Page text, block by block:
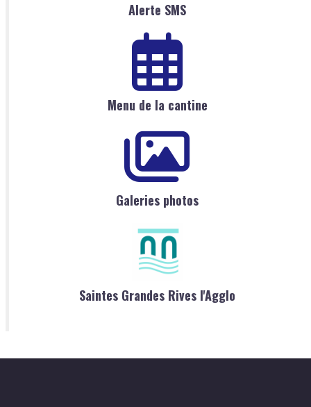
Alerte SMS
Menu de la cantine
Galeries photos
Saintes Grandes Rives l'Agglo